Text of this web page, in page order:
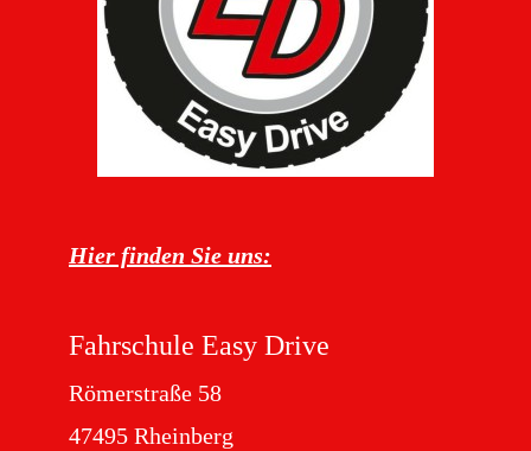
Hier finden Sie uns:
Fahrschule Easy Drive
Römerstraße 58
47495 Rheinberg